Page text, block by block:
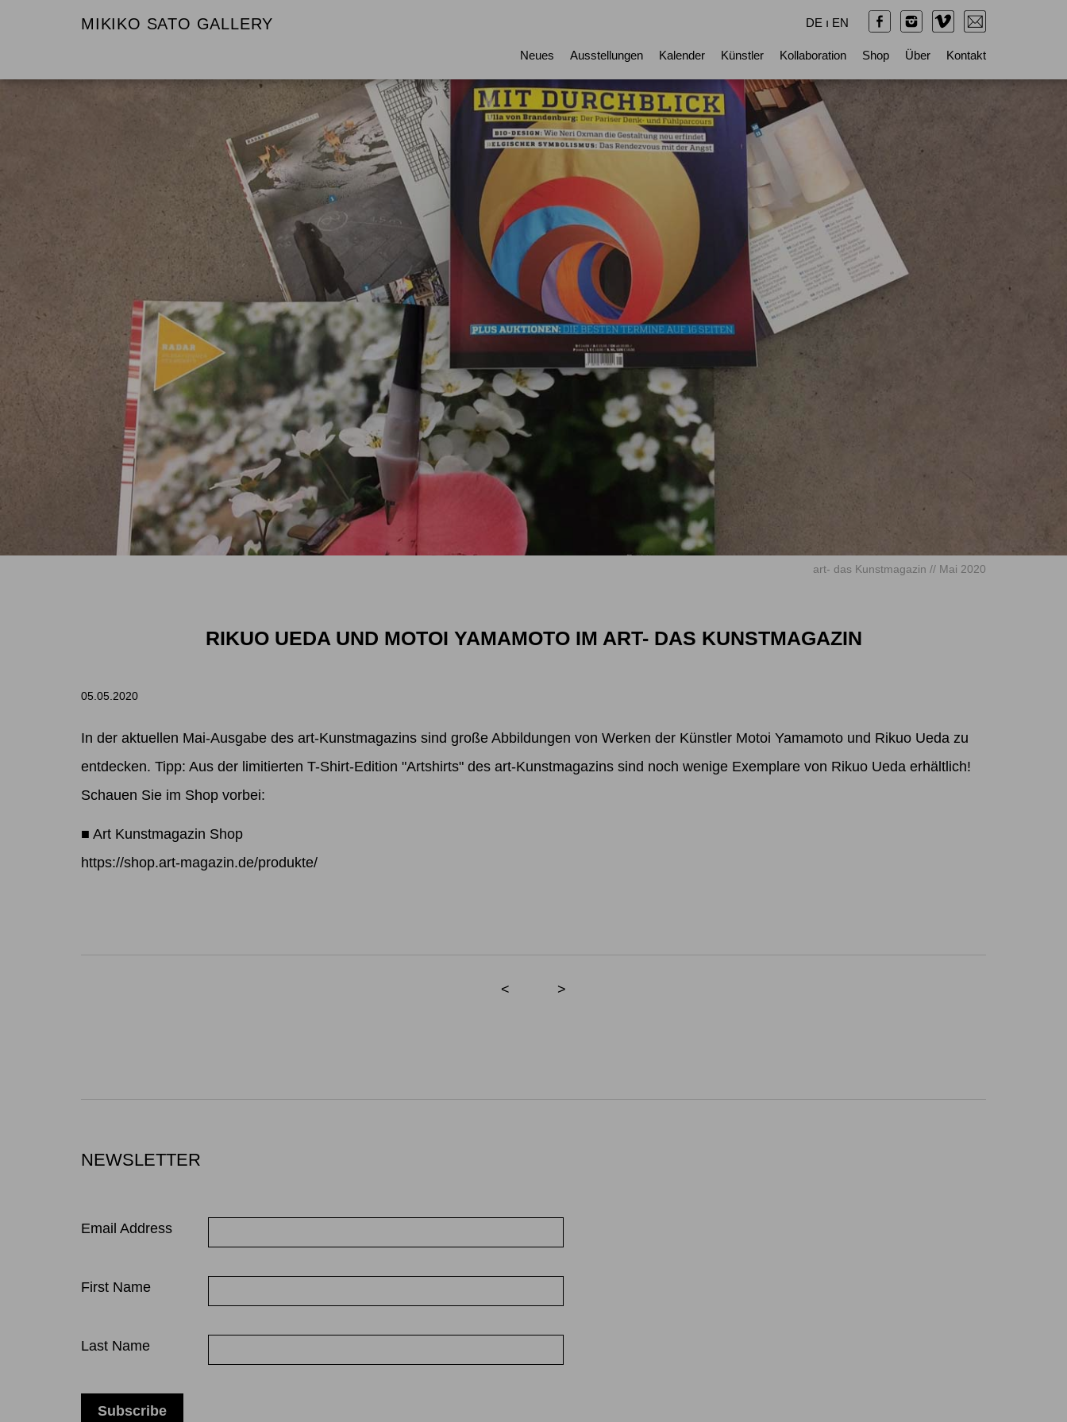
MIKIKO SATO GALLERY
Neues Ausstellungen Kalender Künstler Kollaboration Shop Über Kontakt
DE ı EN
art- das Kunstmagazin // Mai 2020
RIKUO UEDA UND MOTOI YAMAMOTO IM ART- DAS KUNSTMAGAZIN
05.05.2020
In der aktuellen Mai-Ausgabe des art-Kunstmagazins sind große Abbildungen von Werken der Künstler Motoi Yamamoto und Rikuo Ueda zu
entdecken. Tipp: Aus der limitierten T-Shirt-Edition "Artshirts" des art-Kunstmagazins sind noch wenige Exemplare von Rikuo Ueda erhältlich!
Schauen Sie im Shop vorbei:
■ Art Kunstmagazin Shop
https://shop.art-magazin.de/produkte/
< >
NEWSLETTER
Email Address
First Name
Last Name